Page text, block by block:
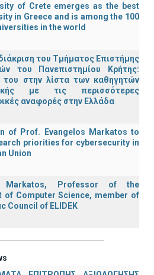
of Crete emerges as the best
in Greece and is among the 100
in the world
του Τμήματος Επιστήμης
του Πανεπιστημίου Κρήτης:
του στην λίστα των καθηγητών
με τις περισσότερες
αναφορές στην Ελλάδα
of Prof. Evangelos Markatos to
priorities for cybersecurity in
Union
Markatos, Professor of the
of Computer Science, member of
Council of ELIDEK